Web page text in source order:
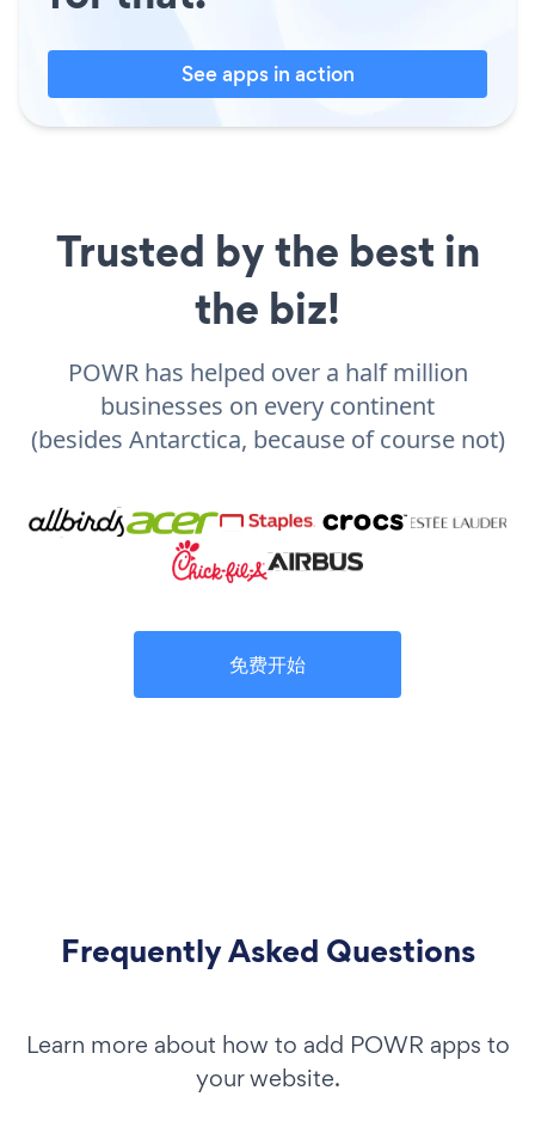
See apps in action
Trusted by the best in
the biz!
POWR has helped over a half million
businesses on every continent
(besides Antarctica, because of course not)
免费开始
Frequently Asked Questions
Learn more about how to add POWR apps to
your website.